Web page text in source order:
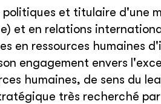
politiques et titulaire d'une
et en relations
en ressources humaines
engagement envers
humaines, de sens du
très recherché